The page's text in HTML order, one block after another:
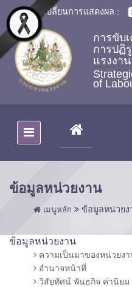
Skip to main content
เปลี่ยนการแสดงผล :
การขับ
การปฏิ
แรงงาน
of
(CURRENT)
ข้อมูลหน่วยงาน
เมนูหลัก ข้อมูลหน่วยง
ข้อมูลหน่วยงาน
ความเป็นมาของหน่วยง
อำนาจหน้าที่
วิสัยทัศน์ พันธกิจ ค่านิยม